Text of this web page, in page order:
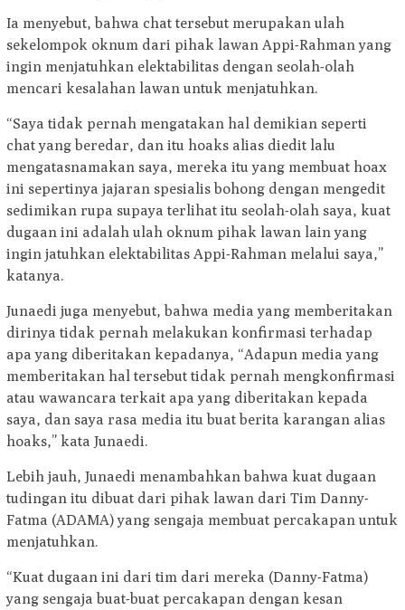
Ia menyebut, bahwa chat tersebut merupakan ulah
sekelompok oknum dari pihak lawan Appi-Rahman yang
ingin menjatuhkan elektabilitas dengan seolah-olah
mencari kesalahan lawan untuk menjatuhkan.
“Saya tidak pernah mengatakan hal demikian seperti
chat yang beredar, dan itu hoaks alias diedit lalu
mengatasnamakan saya, mereka itu yang membuat hoax
ini sepertinya jajaran spesialis bohong dengan mengedit
sedimikan rupa supaya terlihat itu seolah-olah saya, kuat
dugaan ini adalah ulah oknum pihak lawan lain yang
ingin jatuhkan elektabilitas Appi-Rahman melalui saya,”
katanya.
Junaedi juga menyebut, bahwa media yang memberitakan
dirinya tidak pernah melakukan konfirmasi terhadap
apa yang diberitakan kepadanya, “Adapun media yang
memberitakan hal tersebut tidak pernah mengkonfirmasi
atau wawancara terkait apa yang diberitakan kepada
saya, dan saya rasa media itu buat berita karangan alias
hoaks,” kata Junaedi.
Lebih jauh, Junaedi menambahkan bahwa kuat dugaan
tudingan itu dibuat dari pihak lawan dari Tim Danny-
Fatma (ADAMA) yang sengaja membuat percakapan untuk
menjatuhkan.
“Kuat dugaan ini dari tim dari mereka (Danny-Fatma)
yang sengaja buat-buat percakapan dengan kesan